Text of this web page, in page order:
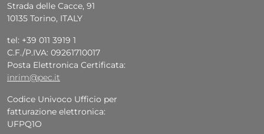
Strada delle Cacce, 91
10135 Torino, ITALY
tel: +39 011 3919 1
C.F./P.IVA: 09261710017
Posta Elettronica Certificata:
inrim@pec.it
Codice Univoco Ufficio per
fatturazione elettronica:
UFPQ1O